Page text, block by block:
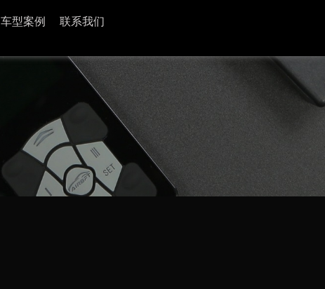
车型案例 联系我们